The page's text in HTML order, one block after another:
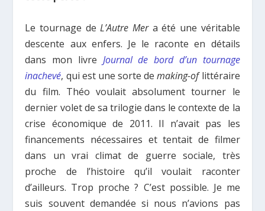
Le tournage deL’Autre Mera été une véritable
descente aux enfers. Je le raconte en détails
dans mon livre Journal de bord d’un tournage
inachevé, qui est une sorte demaking-oflittéraire
du film. Théo voulait absolument tourner le
dernier volet de sa trilogie dans le contexte de la
crise économique de 2011. Il n’avait pas les
financements nécessaires et tentait de filmer
dans un vrai climat de guerre sociale, très
proche de l’histoire qu’il voulait raconter
d’ailleurs. Trop proche ? C’est possible. Je me
suis souvent demandée si nous n’avions pas